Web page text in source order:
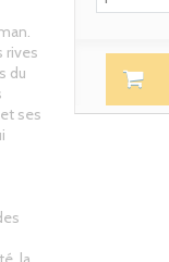
rives
du
ses